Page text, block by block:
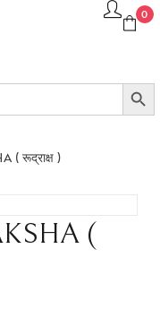
0
SEARCH BUTTON
( रूद्राक्ष )
(